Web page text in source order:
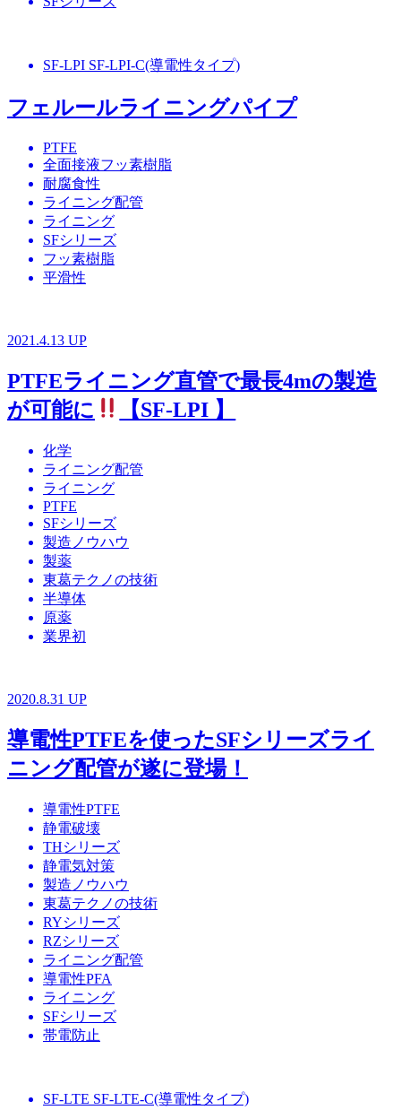
SF-LPI SF-LPI-C(導電性タイプ)
フェルールライニングパイプ
PTFE
全面接液フッ素樹脂
耐腐食性
ライニング配管
ライニング
SFシリーズ
フッ素樹脂
平滑性
2021.4.13 UP
PTFEライニング直管で最長4mの製造
が可能に
【SF-LPI 】
化学
ライニング配管
ライニング
PTFE
SFシリーズ
製造ノウハウ
製薬
東葛テクノの技術
半導体
原薬
業界初
2020.8.31 UP
導電性PTFEを使ったSFシリーズライ
ニング配管が遂に登場！
導電性PTFE
静電破壊
THシリーズ
静電気対策
製造ノウハウ
東葛テクノの技術
RYシリーズ
RZシリーズ
ライニング配管
導電性PFA
ライニング
SFシリーズ
帯電防止
SF-LTE SF-LTE-C(導電性タイプ)